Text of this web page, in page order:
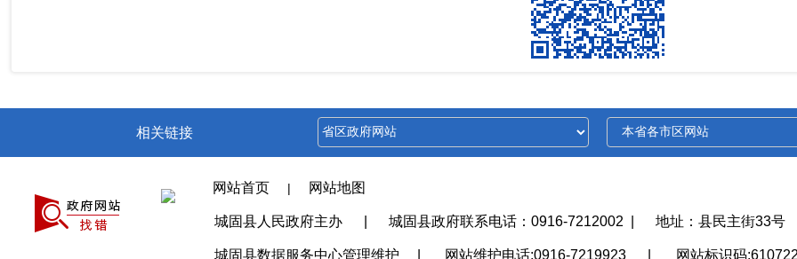
相关链接
网站首页 | 网站地图
城固县人民政府主办 城固县政府联系电话：0916-7212002 地址：县民主街33号
城固县数据服务中心管理维护 网站维护电话:0916-7219923 网站标识码